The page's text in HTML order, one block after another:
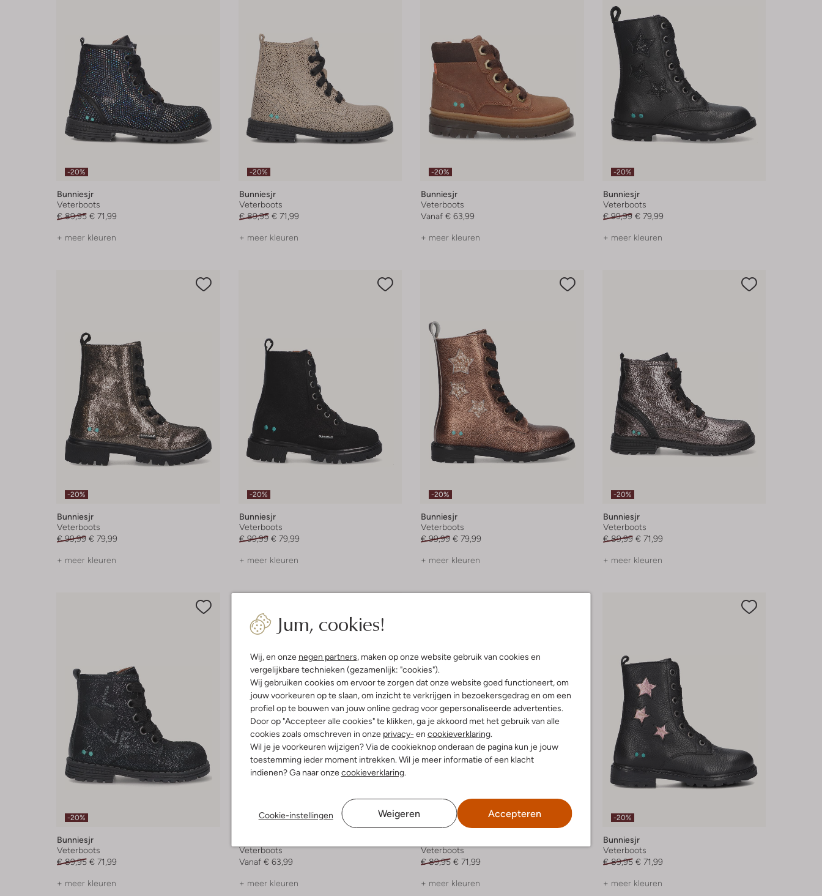
Jum, cookies!
Wij, en onze negen partners, maken op onze website gebruik van cookies en
vergelijkbare technieken (gezamenlijk: "cookies").
Wij gebruiken cookies om ervoor te zorgen dat onze website goed functioneert, om
jouw voorkeuren op te slaan, om inzicht te verkrijgen in bezoekersgedrag en om een
profiel op te bouwen van jouw online gedrag voor gepersonaliseerde advertenties.
Door op "Accepteer alle cookies" te klikken, ga je akkoord met het gebruik van alle
cookies zoals omschreven in onze privacy- en cookieverklaring.
Wil je je voorkeuren wijzigen? Via de cookieknop onderaan de pagina kun je jouw
toestemming ieder moment intrekken. Wil je meer informatie of een klacht
indienen? Ga naar onzecookieverklaring.
Cookie-instellingen Weigeren Accepteren
-20%
Bunniesjr
Veterboots
€ 89,95 € 71,99
+ meer kleuren
-20%
Bunniesjr
Veterboots
€ 89,95 € 71,99
+ meer kleuren
-20%
Bunniesjr
Veterboots
Vanaf € 63,99
+ meer kleuren
-20%
Bunniesjr
Veterboots
€ 99,99 € 79,99
+ meer kleuren
-20%
Bunniesjr
Veterboots
€ 99,99 € 79,99
+ meer kleuren
-20%
Bunniesjr
Veterboots
€ 99,99 € 79,99
+ meer kleuren
-20%
Bunniesjr
Veterboots
€ 99,99 € 79,99
+ meer kleuren
-20%
Bunniesjr
Veterboots
€ 89,99 € 71,99
+ meer kleuren
-20%
Bunniesjr
Veterboots
€ 89,95 € 71,99
+ meer kleuren
-20%
Veterboots
Vanaf € 63,99
+ meer kleuren
Veterboots
€ 89,95 € 71,99
+ meer kleuren
-20%
Bunniesjr
Veterboots
€ 89,95 € 71,99
+ meer kleuren